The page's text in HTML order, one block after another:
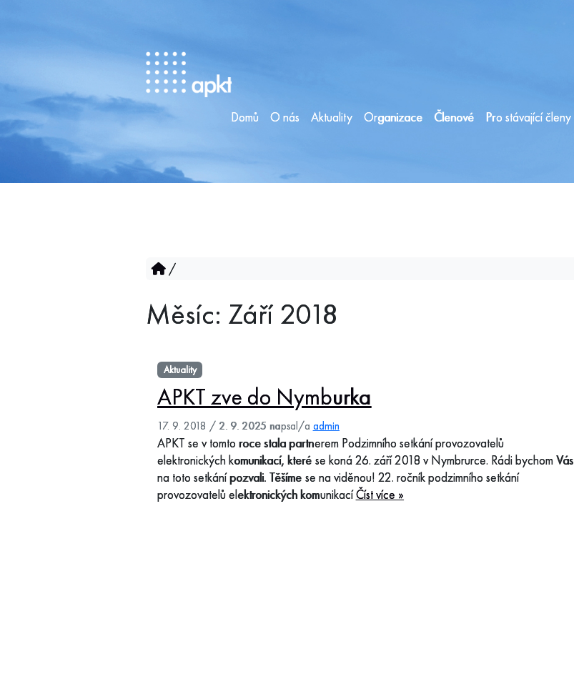
Domů O nás Aktuality Organizace Členové Pro stávající členy
/
Měsíc: Září 2018
Aktuality
APKT zve do Nymburka
17. 9. 2018 / 2. 9. 2025 napsal/a admin
APKT se v tomto roce stala partnerem Podzimního setkání provozovatelů
elektronických komunikací, které se koná 26. září 2018 v Nymbrurce. Rádi bychom Vás
na toto setkání pozvali. Těšíme se na viděnou! 22. ročník podzimního setkání
provozovatelů elektronických komunikacíČíst více »